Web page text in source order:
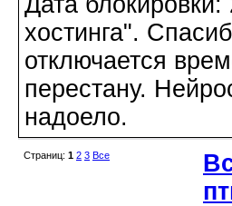
хостинга".
отключается
перестану.
надоело.
Страниц: 1 2 3 Все